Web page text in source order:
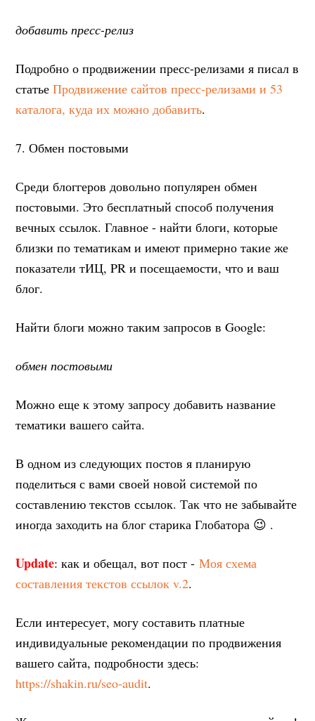
добавить пресс-релиз
Подробно о продвижении пресс-релизами я писал в
статьеПродвижение сайтов пресс-релизами и 53
каталога, куда их можно добавить.
7. Обмен постовыми
Среди блоггеров довольно популярен обмен
постовыми. Это бесплатный способ получения
вечных ссылок. Главное - найти блоги, которые
близки по тематикам и имеют примерно такие же
показатели тИЦ, PR и посещаемости, что и ваш
блог.
Найти блоги можно таким запросов в Google:
обмен постовыми
Можно еще к этому запросу добавить название
тематики вашего сайта.
В одном из следующих постов я планирую
поделиться с вами своей новой системой по
составлению текстов ссылок. Так что не забывайте
иногда заходить на блог старика Глобатора 😉 .
Update: как и обещал, вот пост -Моя схема
составления текстов ссылок v.2.
Если интересует, могу составить платные
индивидуальные рекомендации по продвижения
вашего сайта, подробности здесь:
https://shakin.ru/seo-audit.